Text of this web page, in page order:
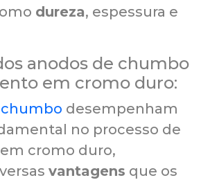
dureza, espessura e
anodos de chumbo
em cromo duro:
chumbo desempenham
no processo de
cromo duro,
vantagens que os